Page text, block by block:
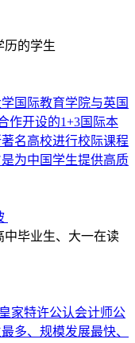
历的学生
国际教育学院与英国
作开设的1+3国际本
名高校进行校际课程
为中国学生提供高质
中毕业生、大一在读
家特许公认会计师公
多、规模发展最快、